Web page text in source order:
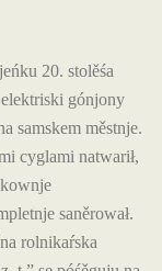
20. stolěśa
gónjony
samskem městnje.
cyglami natwarił,
saněrował.
rolnikaŕska